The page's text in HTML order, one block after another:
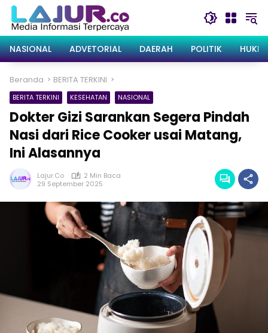
Langsung
konten
NASIONAL
ADVETORIAL DAERAH POLITIK
Beranda BERITA TERKINI
BERITA TERKINI KESEHATAN NASIONAL
Dokter Gizi Sarankan Segera Pindah
Nasi dari Rice Cooker usai Matang,
Ini Alasannya
Lajur.co
2 Min Baca
29 September 2025